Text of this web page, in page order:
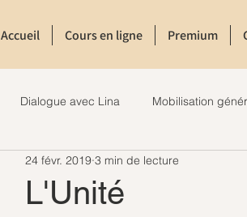
Accueil Cours en ligne Premium
Dialogue avec Lina Mobilisation
L'Unité
24 févr. 2019 3 min de lecture